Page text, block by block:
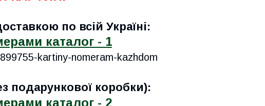
по всій Україні:
каталог - 1
kartiny-nomeram-kazhdom
подарункової коробки):
каталог - 2